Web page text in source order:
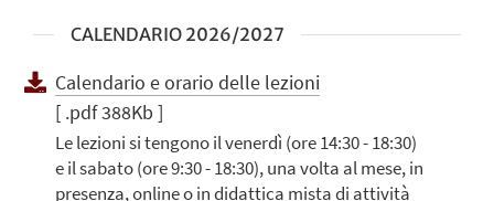
CALENDARIO 2026/2027
Calendario e orario delle lezioni
[ .pdf 388Kb ]
Le lezioni si tengono il venerdì (ore 14:30 - 18:30)
e il sabato (ore 9:30 - 18:30), una volta al mese, in
presenza, online o in didattica mista di attività